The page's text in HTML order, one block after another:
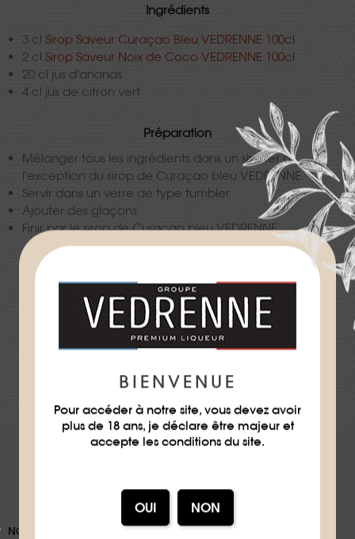
Ingrédients
3 cl Sirop Saveur Curaçao Bleu VEDRENNE 100cl
2 cl Sirop Saveur Noix de Coco VEDRENNE 100cl
20 cl jus d'ananas
4 cl jus de citron vert
Préparation
Mélanger tous les ingrédients dans un shaker à
l'exception du sirop de Curaçao bleu VEDRENNE.
Servir dans un verre de type tumbler.
Ajouter des glaçons.
Finir par le sirop de Curaçao bleu VEDRENNE.
Difficulté
★★
TÉLÉCHARGER LA FICHE RECETTE
NOS EMBALLAGES PEUVENT FAIRE L'OBJET D'UNE CONSIGNE DE TRI,
BIENVENUE
Pour accéder à notre site, vous devez avoir
plus de 18 ans, je déclare être majeur et
accepte les conditions du site.